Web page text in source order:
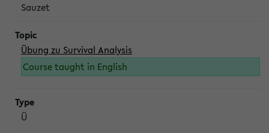
Sauzet
Übung zu Survival Analysis
Course taught in English
Ü